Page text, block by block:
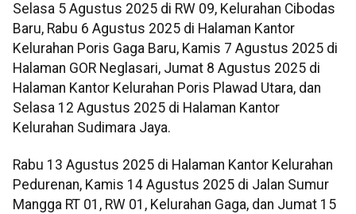
Selasa 5 Agustus 2025 di RW 09, Kelurahan Cibodas
Baru, Rabu 6 Agustus 2025 di Halaman Kantor
Kelurahan Poris Gaga Baru, Kamis 7 Agustus 2025 di
Halaman GOR Neglasari, Jumat 8 Agustus 2025 di
Halaman Kantor Kelurahan Poris Plawad Utara, dan
Selasa 12 Agustus 2025 di Halaman Kantor
Kelurahan Sudimara Jaya.
Rabu 13 Agustus 2025 di Halaman Kantor Kelurahan
Pedurenan, Kamis 14 Agustus 2025 di Jalan Sumur
Mangga RT 01, RW 01, Kelurahan Gaga, dan Jumat 15